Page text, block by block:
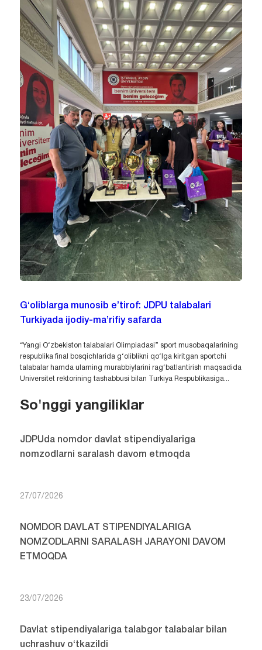
G‘oliblarga munosib e’tirof: JDPU talabalari
Turkiyada ijodiy-ma’rifiy safarda
“Yangi O‘zbekiston talabalari Olimpiadasi” sport musobaqalarining
respublika final bosqichlarida g‘oliblikni qo‘lga kiritgan sportchi
talabalar hamda ularning murabbiylarini rag‘batlantirish maqsadida
Universitet rektorining tashabbusi bilan Turkiya Respublikasiga...
So'nggi yangiliklar
JDPUda nomdor davlat stipendiyalariga
nomzodlarni saralash davom etmoqda
27/07/2026
NOMDOR DAVLAT STIPENDIYALARIGA
NOMZODLARNI SARALASH JARAYONI DAVOM
ETMOQDA
23/07/2026
Davlat stipendiyalariga talabgor talabalar bilan
uchrashuv o‘tkazildi